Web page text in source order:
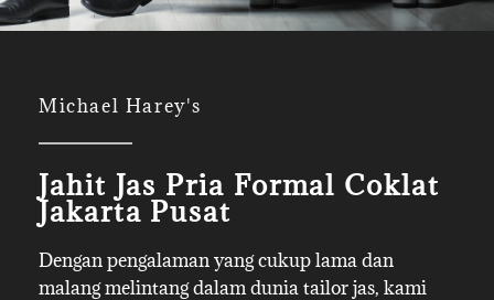
Michael Harey's
Jahit Jas Pria Formal Coklat
Jakarta Pusat
Dengan pengalaman yang cukup lama dan
malang melintang dalam dunia tailor jas, kami